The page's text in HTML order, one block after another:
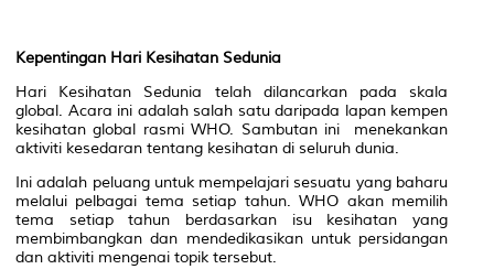
Kepentingan Hari Kesihatan Sedunia
Hari Kesihatan Sedunia telah dilancarkan pada skala
global. Acara ini adalah salah satu daripada lapan kempen
kesihatan global rasmi WHO. Sambutan ini menekankan
aktiviti kesedaran tentang kesihatan di seluruh dunia.
Ini adalah peluang untuk mempelajari sesuatu yang baharu
melalui pelbagai tema setiap tahun. WHO akan memilih
tema setiap tahun berdasarkan isu kesihatan yang
membimbangkan dan mendedikasikan untuk persidangan
dan aktiviti mengenai topik tersebut.